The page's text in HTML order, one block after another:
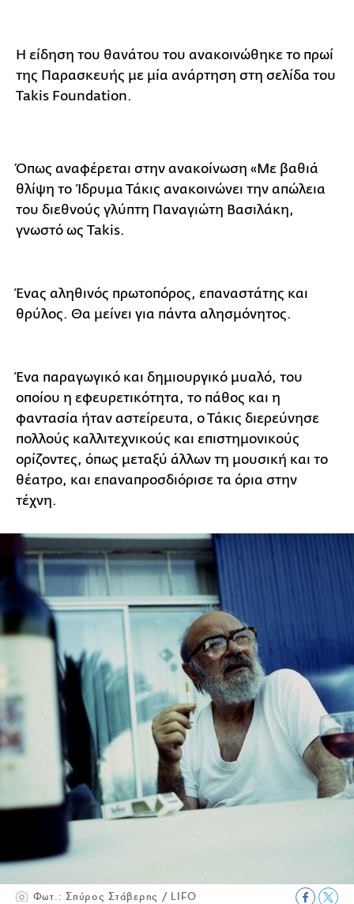
Η είδηση του θανάτου του ανακοινώθηκε το πρωί
της Παρασκευής με μία ανάρτηση στη σελίδα του
Takis Foundation.
Όπως αναφέρεται στην ανακοίνωση «Με βαθιά
θλίψη το Ίδρυμα Τάκις ανακοινώνει την απώλεια
του διεθνούς γλύπτη Παναγιώτη Βασιλάκη,
γνωστό ως Takis.
Ένας αληθινός πρωτοπόρος, επαναστάτης και
θρύλος. Θα μείνει για πάντα αλησμόνητος.
Ένα παραγωγικό και δημιουργικό μυαλό, του
οποίου η εφευρετικότητα, το πάθος και η
φαντασία ήταν αστείρευτα, ο Τάκις διερεύνησε
πολλούς καλλιτεχνικούς και επιστημονικούς
ορίζοντες, όπως μεταξύ άλλων τη μουσική και το
θέατρο, και επαναπροσδιόρισε τα όρια στην
τέχνη.
Φωτ.: Σπύρος Στάβερης / LIFO